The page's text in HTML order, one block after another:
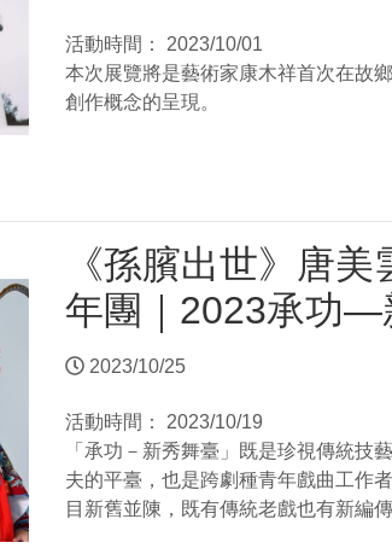
活動時間：
2023/10/01
本次展覽將是藝術家康木祥首次在故
創作概念的呈現。
《孫臏出世》唐
年團｜2023承功—
2023/10/25
活動時間：
2023/10/19
「承功－新秀舞臺」既是珍視傳統技
夫的平臺，也是跨劇種青年戲曲工作
目新舊並陳，既有傳統老戲也有新編